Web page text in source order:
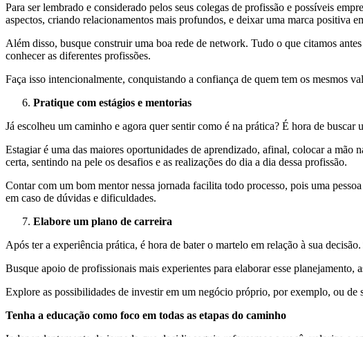
Para ser lembrado e considerado pelos seus colegas de profissão e possíveis
aspectos, criando relacionamentos mais profundos, e deixar uma marca positiva
Além disso, busque construir uma boa rede de network. Tudo o que citamos
conhecer as diferentes profissões.
Faça isso intencionalmente, conquistando a confiança de quem tem os mesmos
Pratique com estágios e mentorias
Já escolheu um caminho e agora quer sentir como é na prática? É hora de buscar
Estagiar é uma das maiores oportunidades de aprendizado, afinal, colocar a mão
certa, sentindo na pele os desafios e as realizações do dia a dia dessa profissão.
Contar com um bom mentor nessa jornada facilita todo processo, pois uma
em caso de dúvidas e dificuldades.
Elabore um plano de carreira
Após ter a experiência prática, é hora de bater o martelo em relação à sua
Busque apoio de profissionais mais experientes para elaborar esse
Explore as possibilidades de investir em um negócio próprio, por exemplo, ou de
Tenha a educação como foco em todas as etapas do caminho